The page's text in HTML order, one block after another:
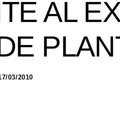
AL
03/2010